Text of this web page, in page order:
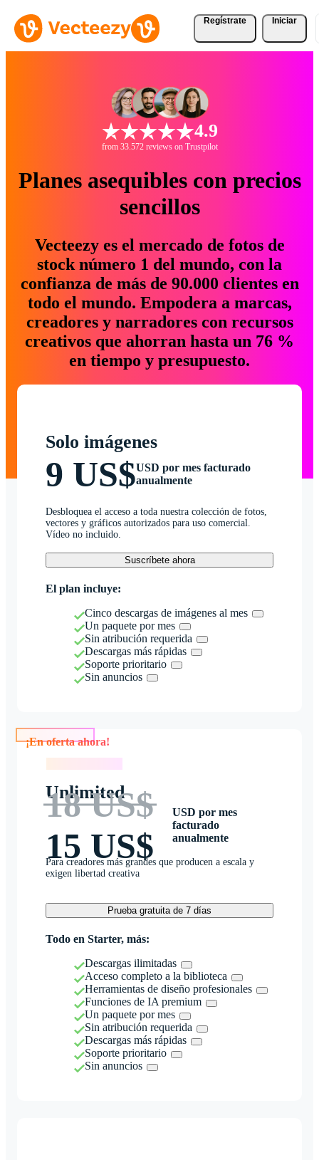
Regístrate Iniciar
4.9
from 33.572 reviews on Trustpilot
Planes asequibles con precios
sencillos
Vecteezy es el mercado de fotos de
stock número 1 del mundo, con la
confianza de más de 90.000 clientes en
todo el mundo. Empodera a marcas,
creadores y narradores con recursos
creativos que ahorran hasta un 76 %
en tiempo y presupuesto.
Solo imágenes
9 US$USD por mes facturado
anualmente
Desbloquea el acceso a toda nuestra colección de fotos,
vectores y gráficos autorizados para uso comercial.
Vídeo no incluido.
Suscríbete ahora
El plan incluye:
Cinco descargas de imágenes al mes
Un paquete por mes
Sin atribución requerida
Descargas más rápidas
Soporte prioritario
Sin anuncios
Unlimited
18 US$
15 US$
USD por mes
facturado
anualmente
Para creadores más grandes que producen a escala y
exigen libertad creativa
Prueba gratuita de 7 días
Todo en Starter, más:
Descargas ilimitadas
Acceso completo a la biblioteca
Herramientas de diseño profesionales
Funciones de IA premium
Un paquete por mes
Sin atribución requerida
Descargas más rápidas
Soporte prioritario
Sin anuncios